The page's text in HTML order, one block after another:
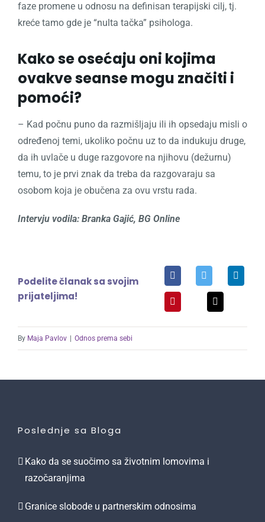
faze promene u odnosu na definisan terapijski cilj, tj.
kreće tamo gde je “nulta tačka” psihologa.
Kako se osećaju oni kojima
ovakve seanse mogu značiti i
pomoći?
– Kad počnu puno da razmišljaju ili ih opsedaju misli o
određenoj temi, ukoliko počnu uz to da indukuju druge,
da ih uvlače u duge razgovore na njihovu (dežurnu)
temu, to je prvi znak da treba da razgovaraju sa
osobom koja je obučena za ovu vrstu rada.
Intervju vodila: Branka Gajić, BG Online
Podelite članak sa svojim
prijateljima!
By Maja Pavlov Odnos prema sebi
Poslednje sa Bloga
Kako da se suočimo sa životnim lomovima i
razočaranjima
Granice slobode u partnerskim odnosima